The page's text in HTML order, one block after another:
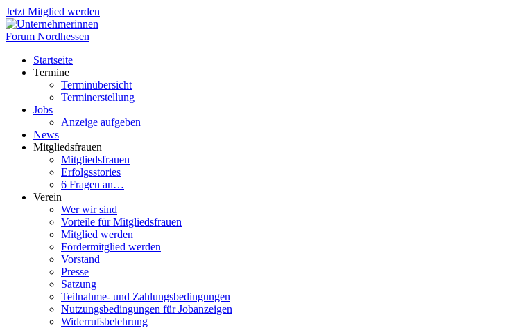
Jetzt Mitglied werden
Startseite
Termine
Terminübersicht
Terminerstellung
Jobs
Anzeige aufgeben
News
Mitgliedsfrauen
Mitgliedsfrauen
Erfolgsstories
6 Fragen an…
Verein
Wer wir sind
Vorteile für Mitgliedsfrauen
Mitglied werden
Fördermitglied werden
Vorstand
Presse
Satzung
Teilnahme- und Zahlungsbedingungen
Nutzungsbedingungen für Jobanzeigen
Widerrufsbelehrung